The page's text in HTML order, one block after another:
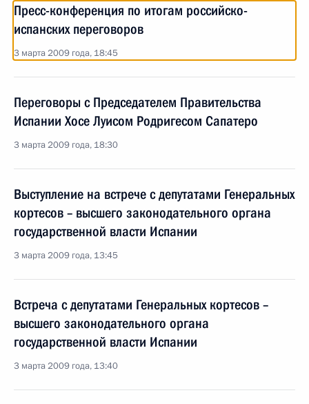
Пресс-конференция по итогам российско-
испанских переговоров
3 марта 2009 года, 18:45
Переговоры с Председателем Правительства
Испании Хосе Луисом Родригесом Сапатеро
3 марта 2009 года, 18:30
Выступление на встрече с депутатами Генеральных
кортесов – высшего законодательного органа
государственной власти Испании
3 марта 2009 года, 13:45
Встреча с депутатами Генеральных кортесов –
высшего законодательного органа
государственной власти Испании
3 марта 2009 года, 13:40